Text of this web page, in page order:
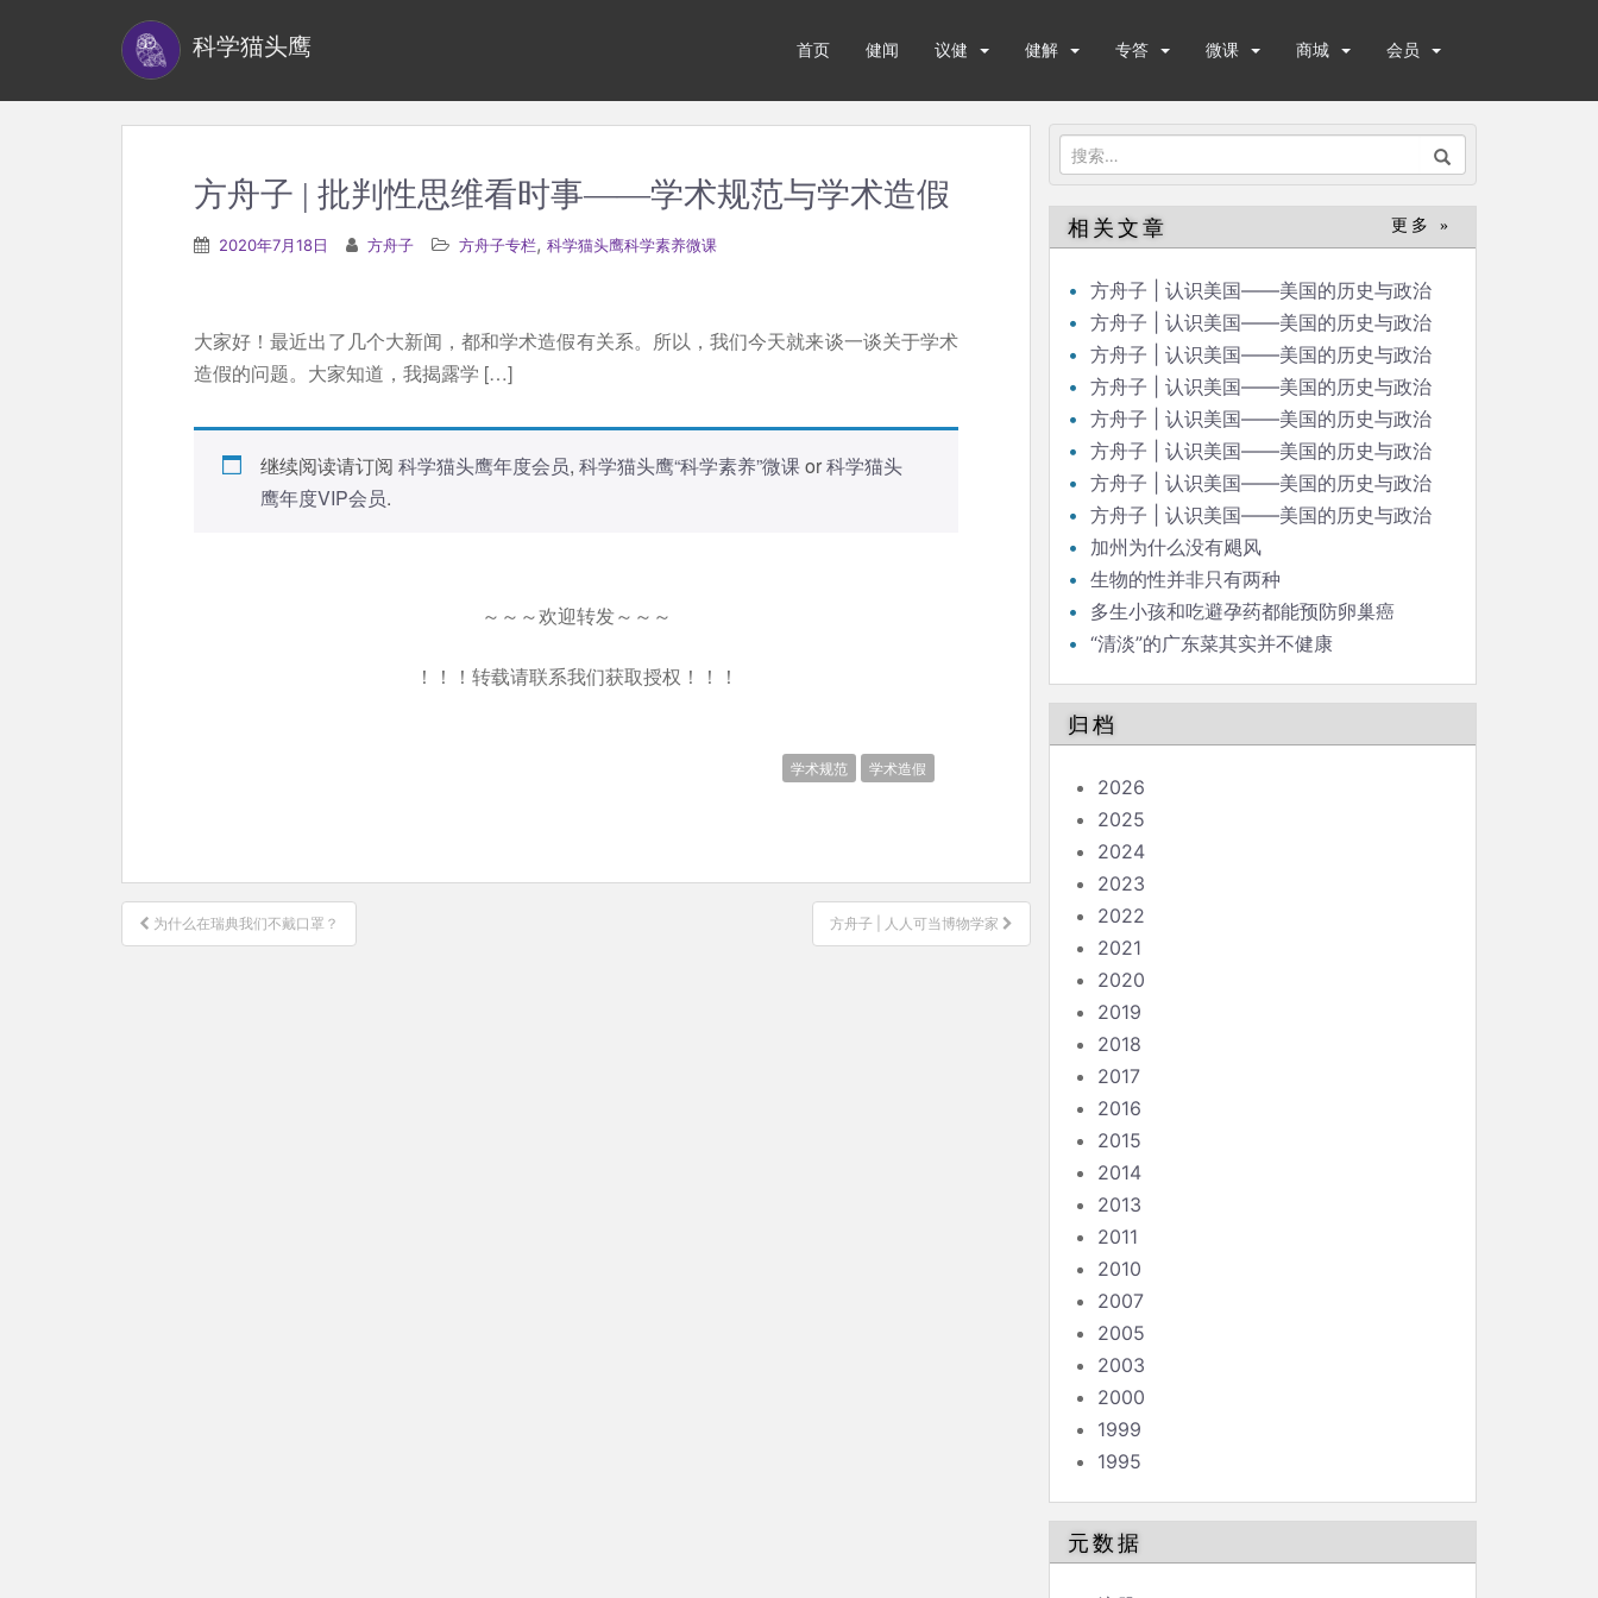
科学猫头鹰 首页 健闻 议健 健解 专答 微课 商城 会员
搜
索：
方舟子 | 批判性思维看时事——学术规范与学术造假
2020年7月18日 方舟子 方舟子专栏, 科学猫头鹰科学素养微课
大家好！最近出了几个大新闻，都和学术造假有关系。所以，我们今天就来谈一谈关于学术
造假的问题。大家知道，我揭露学 […]
继续阅读请订阅 科学猫头鹰年度会员, 科学猫头鹰“科学素养”微课or科学猫头
鹰年度VIP会员.
～～～欢迎转发～～～
！！！转载请联系我们获取授权！！！
学术规范 学术造假
文
章
为什么在瑞典我们不戴口罩？ 方舟子 | 人人可当博物学家
相关文章 更多 »
方舟子 | 认识美国——美国的历史与政治
（48）
方舟子 | 认识美国——美国的历史与政治
（47）
方舟子 | 认识美国——美国的历史与政治
（46）
方舟子 | 认识美国——美国的历史与政治
（45）
方舟子 | 认识美国——美国的历史与政治
（44）
方舟子 | 认识美国——美国的历史与政治
（42）
方舟子 | 认识美国——美国的历史与政治
（43）
方舟子 | 认识美国——美国的历史与政治
（41）
加州为什么没有飓风
生物的性并非只有两种
多生小孩和吃避孕药都能预防卵巢癌
“清淡”的广东菜其实并不健康
归档
2026
2025
2024
2023
2022
2021
2020
2019
2018
2017
2016
2015
2014
2013
2011
2010
2007
2005
2003
2000
1999
1995
元数据